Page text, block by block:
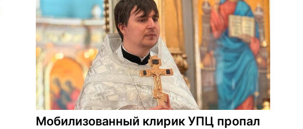
Мобилизованный клирик УПЦ пропал